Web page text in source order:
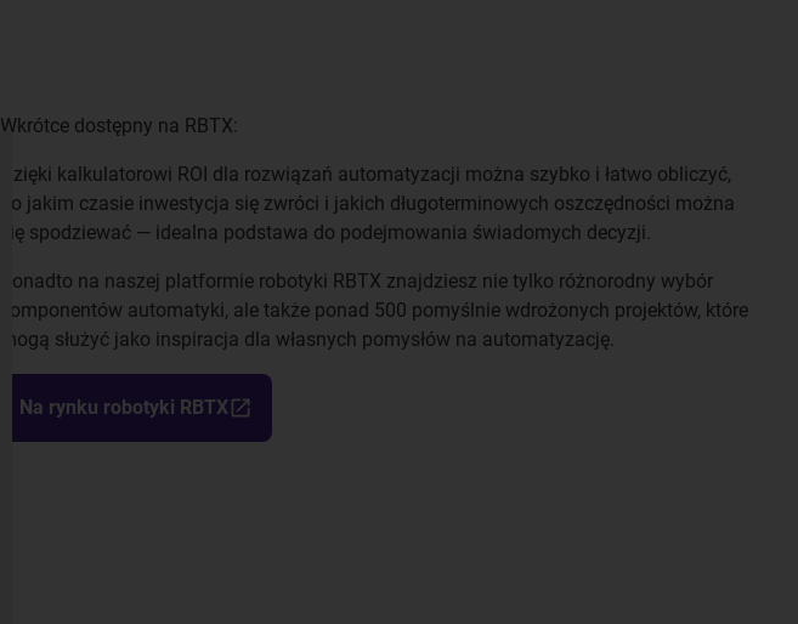
Wkrótce dostępny na RBTX:
Dzięki kalkulatorowi ROI dla rozwiązań automatyzacji można szybko i łatwo obliczyć,
po jakim czasie inwestycja się zwróci i jakich długoterminowych oszczędności można
się spodziewać — idealna podstawa do podejmowania świadomych decyzji.
Ponadto na naszej platformie robotyki RBTX znajdziesz nie tylko różnorodny wybór
komponentów automatyki, ale także ponad 500 pomyślnie wdrożonych projektów, które
mogą służyć jako inspiracja dla własnych pomysłów na automatyzację.
Na rynku robotyki RBTX